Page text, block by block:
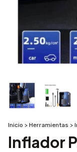
Inicio > Herramientas >
Inflador